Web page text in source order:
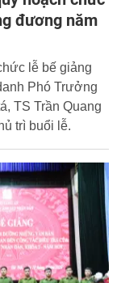
đương năm
lễ bế giảng
Phó Trưởng
TS Trần Quang
trì buổi lễ.